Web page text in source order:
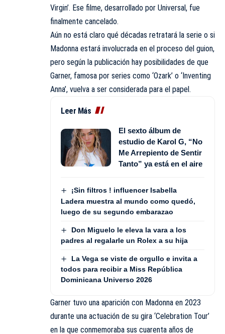
Virgin’. Ese filme, desarrollado por Universal, fue
finalmente cancelado.
Aún no está claro qué décadas retratará la serie o si
Madonna estará involucrada en el proceso del guion,
pero según la publicación hay posibilidades de que
Garner, famosa por series como ‘Ozark’ o ‘Inventing
Anna’, vuelva a ser considerada para el papel.
Leer Más
El sexto álbum de
estudio de Karol G, “No
Me Arrepiento de Sentir
Tanto” ya está en el aire
¡Sin filtros ! influencer Isabella
Ladera muestra al mundo como quedó,
luego de su segundo embarazao
Don Miguelo le eleva la vara a los
padres al regalarle un Rolex a su hija
La Vega se viste de orgullo e invita a
todos para recibir a Miss República
Dominicana Universo 2026
Garner tuvo una aparición con Madonna en 2023
durante una actuación de su gira ‘Celebration Tour’
en la que conmemoraba sus cuarenta años de